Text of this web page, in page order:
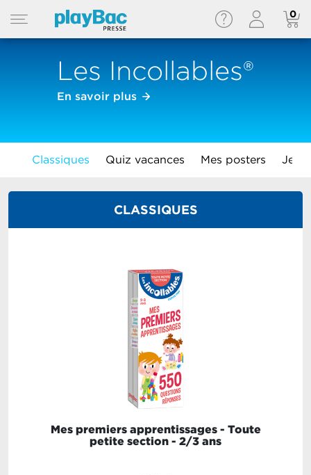
0
Les Incollables®
En savoir plus
Classiques Quiz vacances Mes posters Jeux
CLASSIQUES
Mes premiers apprentissages - Toute
petite section - 2/3 ans